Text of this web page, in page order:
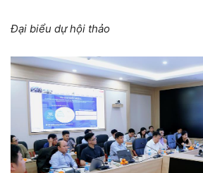
Đại biểu dự hội thảo